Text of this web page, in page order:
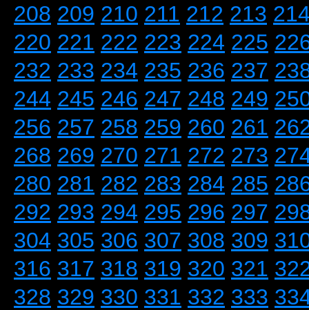
208 209 210 211 212 213
220 221 222 223 224 225
232 233 234 235 236 237
244 245 246 247 248 249
256 257 258 259 260 261
268 269 270 271 272 273
280 281 282 283 284 285
292 293 294 295 296 297
304 305 306 307 308 309
316 317 318 319 320 321
328 329 330 331 332 333